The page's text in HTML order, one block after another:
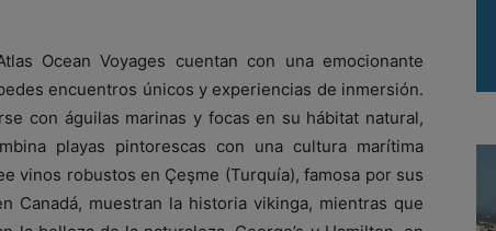
Ocean Voyages cuentan con una emocionante
encuentros únicos y experiencias de inmersión.
con águilas marinas y focas en su hábitat natural,
playas pintorescas con una cultura marítima
vinos robustos en Çeşme (Turquía), famosa por sus
Canadá, muestran la historia vikinga, mientras que